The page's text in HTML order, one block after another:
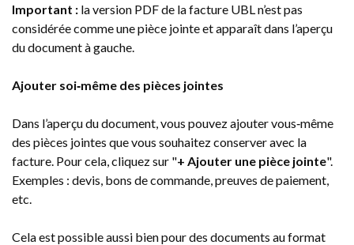
Important : la version PDF de la facture UBL n’est pas
considérée comme une pièce jointe et apparaît dans l’aperçu
du document à gauche.
Ajouter soi‑même des pièces jointes
Dans l’aperçu du document, vous pouvez ajouter vous‑même
des pièces jointes que vous souhaitez conserver avec la
facture. Pour cela, cliquez sur "+ Ajouter une pièce jointe".
Exemples : devis, bons de commande, preuves de paiement,
etc.
Cela est possible aussi bien pour des documents au format